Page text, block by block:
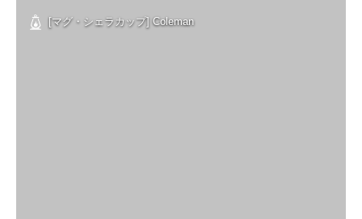
[マグ・シェラカップ] Coleman